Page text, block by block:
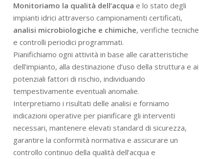
Monitoriamo la qualità dell’acqua e lo stato degli
impianti idrici attraverso campionamenti certificati,
analisi microbiologiche e chimiche, verifiche tecniche
e controlli periodici programmati.
Pianifichiamo ogni attività in base alle caratteristiche
dell’impianto, alla destinazione d’uso della struttura e ai
potenziali fattori di rischio, individuando
tempestivamente eventuali anomalie.
Interpretiamo i risultati delle analisi e forniamo
indicazioni operative per pianificare gli interventi
necessari, mantenere elevati standard di sicurezza,
garantire la conformità normativa e assicurare un
controllo continuo della qualità dell’acqua e